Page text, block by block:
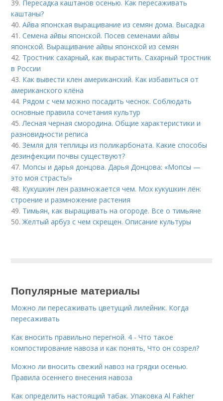
39. Пересадка каштанов осенью. Как пересаживать
каштаны?
40.Айва японская выращивание из семян дома. Высадка
41.Семена айвы японской. Посев семенами айвы
японской. Выращивание айвы японской из семян
42. Тростник сахарный, как вырастить. Сахарный тростник
в России
43. Как вывести клен американский. Как избавиться от
американского клёна
44. Рядом с чем можно посадить чеснок. Соблюдать
основные правила сочетания культур
45.Лесная черная смородина. Общие характеристики и
разновидности реписа
46.Земля для теплицы из поликарбоната. Какие способы
дезинфекции почвы существуют?
47. Мопсы и дарья донцова. Дарья Донцова: «Мопсы —
это моя страсть!»
48. Кукушкин лен размножается чем. Мох кукушкин лён:
строение и размножение растения
49. Тимьян, как выращивать на огороде. Все о тимьяне
50.Желтый арбуз с чем скрещен. Описание культуры
Популярные материалы
Можно ли пересаживать цветущий лилейник. Когда
пересаживать
Как вносить правильно перегной. 4 - Что такое
компостирование навоза и как понять, Что он созрел?
Можно ли вносить свежий навоз на грядки осенью.
Правила осеннего внесения навоза
Как определить настоящий табак. Упаковка Al Fakher